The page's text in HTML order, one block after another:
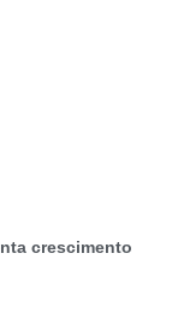
crescimento